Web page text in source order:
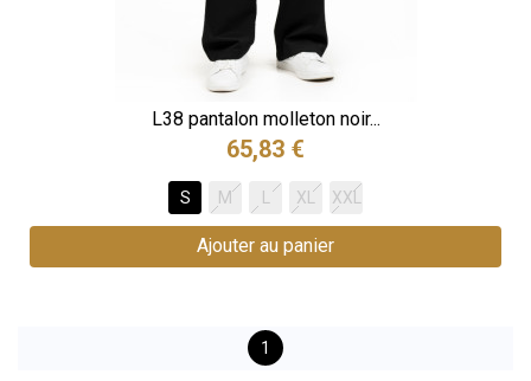
L38 pantalon molleton noir...
65,83 €
S M XL XXL
Ajouter au panier
1